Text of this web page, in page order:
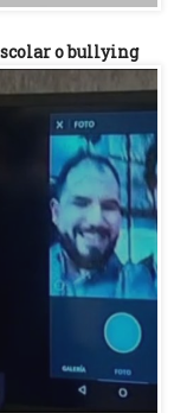
o bullying